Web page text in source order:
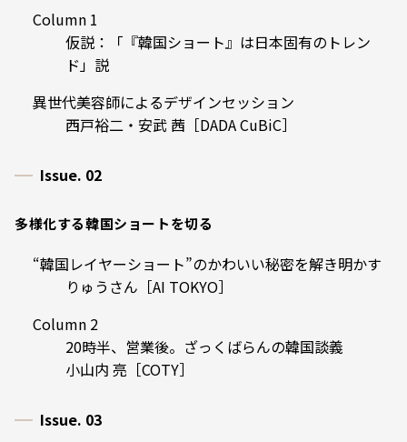
Column 1
仮説：「『韓国ショート』は日本固有のトレン
ド」説
異世代美容師によるデザインセッション
西戸裕二・安武 茜［DADA CuBiC］
Issue. 02
多様化する韓国ショートを切る
“韓国レイヤーショート”のかわいい秘密を解き明かす
りゅうさん［AI TOKYO］
Column 2
20時半、営業後。ざっくばらんの韓国談義
小山内 亮［COTY］
Issue. 03